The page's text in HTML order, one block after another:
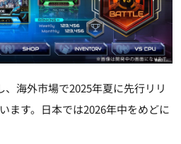
海外市場で2025年夏に先行リリ
ます。日本では2026年中をめどに